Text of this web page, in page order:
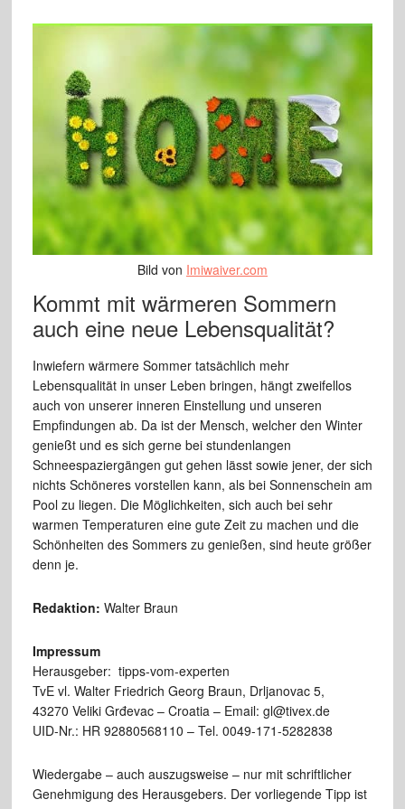
Bild von Imiwaiver.com
Kommt mit wärmeren Sommern
auch eine neue Lebensqualität?
Inwiefern wärmere Sommer tatsächlich mehr
Lebensqualität in unser Leben bringen, hängt zweifellos
auch von unserer inneren Einstellung und unseren
Empfindungen ab. Da ist der Mensch, welcher den Winter
genießt und es sich gerne bei stundenlangen
Schneespaziergängen gut gehen lässt sowie jener, der sich
nichts Schöneres vorstellen kann, als bei Sonnenschein am
Pool zu liegen. Die Möglichkeiten, sich auch bei sehr
warmen Temperaturen eine gute Zeit zu machen und die
Schönheiten des Sommers zu genießen, sind heute größer
denn je.
Redaktion: Walter Braun
Impressum
Herausgeber: tipps-vom-experten
TvE vl. Walter Friedrich Georg Braun, Drljanovac 5,
43270 Veliki Grđevac – Croatia – Email: gl@tivex.de
UID-Nr.: HR 92880568110 – Tel. 0049-171-5282838
Wiedergabe – auch auszugsweise – nur mit schriftlicher
Genehmigung des Herausgebers. Der vorliegende Tipp ist